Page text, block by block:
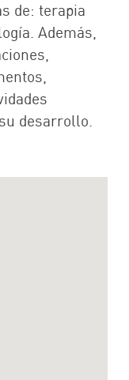
de: terapia
Además,
desarrollo.